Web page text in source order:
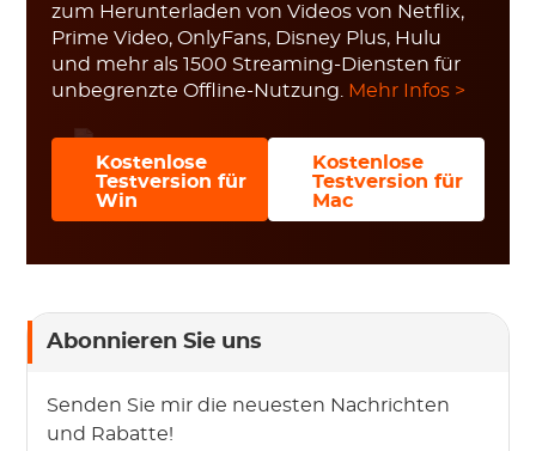
zum Herunterladen von Videos von Netflix,
Prime Video, OnlyFans, Disney Plus, Hulu
und mehr als 1500 Streaming-Diensten für
unbegrenzte Offline-Nutzung.
Mehr Infos >
Kostenlose
Testversion für
Win
Kostenlose
Testversion für
Mac
Abonnieren Sie uns
Senden Sie mir die neuesten Nachrichten
und Rabatte!